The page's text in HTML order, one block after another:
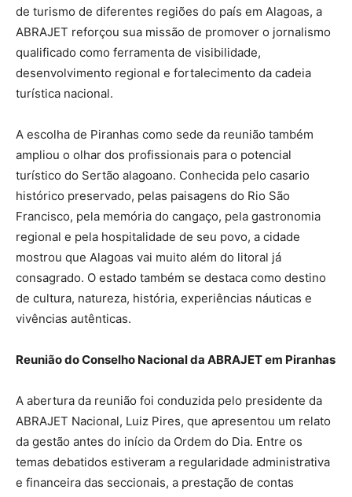
de turismo de diferentes regiões do país em Alagoas, a
ABRAJET reforçou sua missão de promover o jornalismo
qualificado como ferramenta de visibilidade,
desenvolvimento regional e fortalecimento da cadeia
turística nacional.
A escolha de Piranhas como sede da reunião também
ampliou o olhar dos profissionais para o potencial
turístico do Sertão alagoano. Conhecida pelo casario
histórico preservado, pelas paisagens do Rio São
Francisco, pela memória do cangaço, pela gastronomia
regional e pela hospitalidade de seu povo, a cidade
mostrou que Alagoas vai muito além do litoral já
consagrado. O estado também se destaca como destino
de cultura, natureza, história, experiências náuticas e
vivências autênticas.
Reunião do Conselho Nacional da ABRAJET em Piranhas
A abertura da reunião foi conduzida pelo presidente da
ABRAJET Nacional, Luiz Pires, que apresentou um relato
da gestão antes do início da Ordem do Dia. Entre os
temas debatidos estiveram a regularidade administrativa
e financeira das seccionais, a prestação de contas